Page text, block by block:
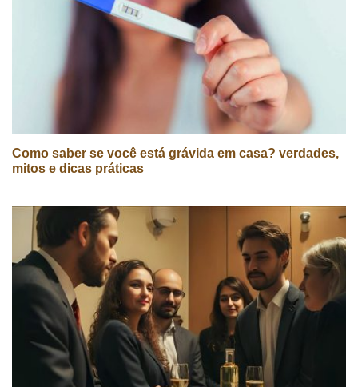
Como saber se você está grávida em casa? verdades,
mitos e dicas práticas